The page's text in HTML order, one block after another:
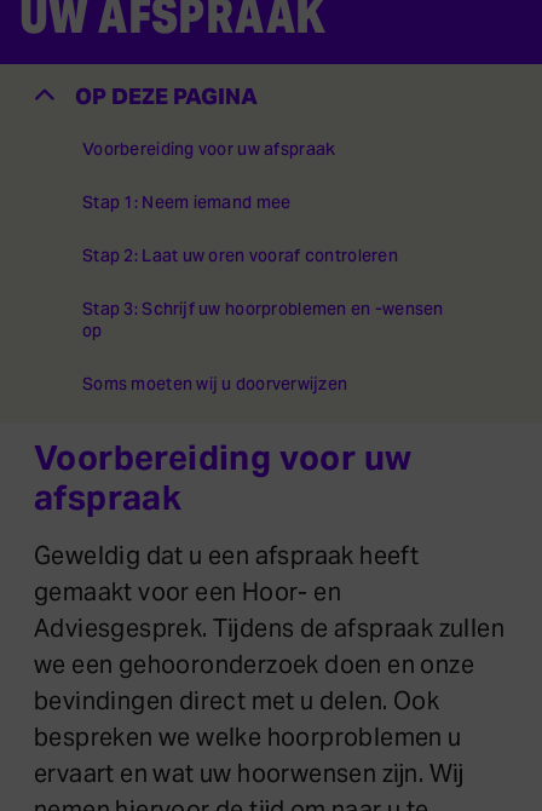
UW AFSPRAAK
OP DEZE PAGINA
Voorbereiding voor uw afspraak
Stap 1: Neem iemand mee
Stap 2: Laat uw oren vooraf controleren
Stap 3: Schrijf uw hoorproblemen en -wensen
op
Soms moeten wij u doorverwijzen
Voorbereiding voor uw
afspraak
Geweldig dat u een afspraak heeft
gemaakt voor een Hoor- en
Adviesgesprek. Tijdens de afspraak zullen
we een gehooronderzoek doen en onze
bevindingen direct met u delen. Ook
bespreken we welke hoorproblemen u
ervaart en wat uw hoorwensen zijn. Wij